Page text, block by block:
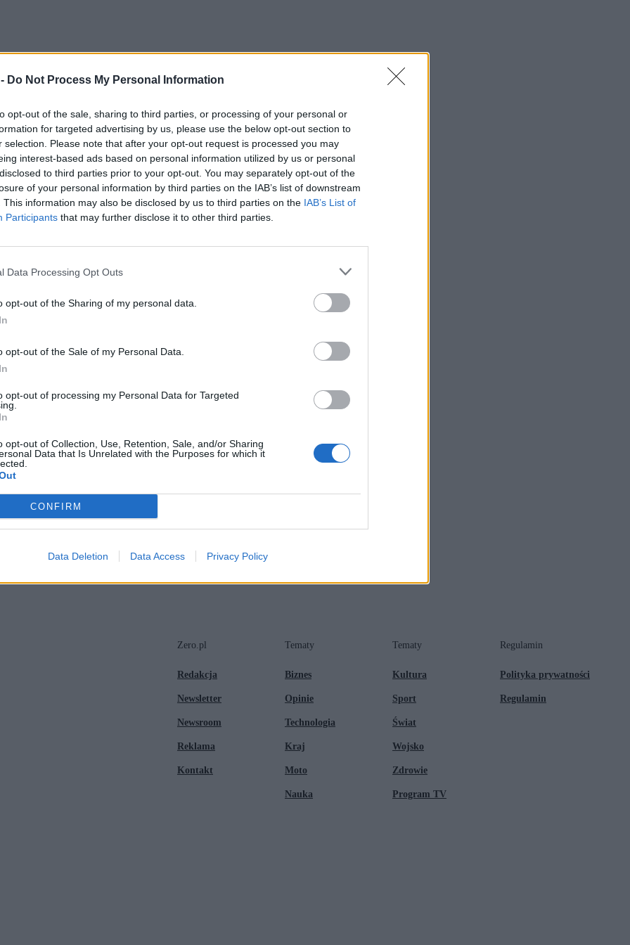
Do Not Process My Personal Information
opt-out of the sale, sharing to third parties, or processing of your personal or
for targeted advertising by us, please use the below opt-out section to
selection. Please note that after your opt-out request is processed you may
interest-based ads based on personal information utilized by us or personal
to third parties prior to your opt-out. You may separately opt-out of the
of your personal information by third parties on the IAB’s list of downstream
This information may also be disclosed by us to third parties on the IAB’s List of
Participants that may further disclose it to other third parties.
Data Processing Opt Outs
opt-out of the Sharing of my personal data.
opt-out of the Sale of my Personal Data.
opt-out of processing my Personal Data for Targeted
opt-out of Collection, Use, Retention, Sale, and/or Sharing
Data that Is Unrelated with the Purposes for which it
CONFIRM
Data Deletion Data Access Privacy Policy
haczyk
Nevada
zmiażdżona
gorliwość"
niż mu się wydaje"
nie ma czego nadzorować
i sześć rund
przeżywa 8 proc. pacjentów?
się do wojny"
Servilla
fanów "elektryków"
kasę
koncepcyjne"
trzeba jeszcze poprawić
wydany przez sąd
na tym Tusk"
dostał order od prezydenta zamiast kary
czym są chińskie auta
z superbakteriami
na Słowacji
rozłam w partii
wiem, czy wniosą coś nowego"
ale nie przez media
klub
głosowania
tej pożyczki
Kilku już skazano
do żony i eksperta NIW
Zero.pl
Redakcja
Newsletter
Newsroom
Reklama
Kontakt
Tematy
Biznes
Opinie
Technologia
Kraj
Moto
Nauka
Tematy
Kultura
Sport
Świat
Wojsko
Zdrowie
Program TV
Regulamin
Polityka prywatności
Regulamin